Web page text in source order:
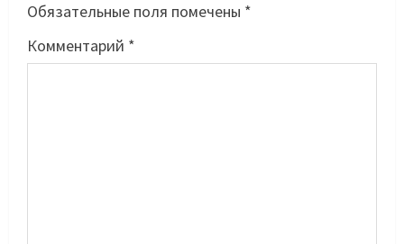
Обязательные поля помечены *
Комментарий *